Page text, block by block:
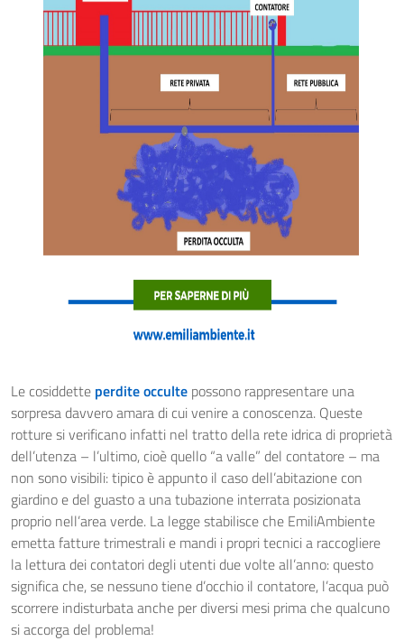
Le cosiddette perdite occulte possono rappresentare una
sorpresa davvero amara di cui venire a conoscenza. Queste
rotture si verificano infatti nel tratto della rete idrica di proprietà
dell’utenza – l’ultimo, cioè quello “a valle” del contatore – ma
non sono visibili: tipico è appunto il caso dell’abitazione con
giardino e del guasto a una tubazione interrata posizionata
proprio nell’area verde. La legge stabilisce che EmiliAmbiente
emetta fatture trimestrali e mandi i propri tecnici a raccogliere
la lettura dei contatori degli utenti due volte all’anno: questo
significa che, se nessuno tiene d’occhio il contatore, l’acqua può
scorrere indisturbata anche per diversi mesi prima che qualcuno
si accorga del problema!